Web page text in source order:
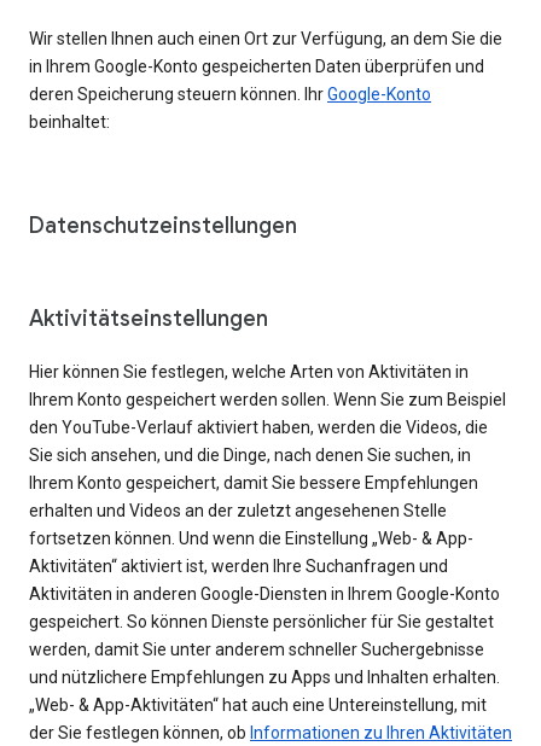
Wir stellen Ihnen auch einen Ort zur Verfügung, an dem Sie die
in Ihrem Google-Konto gespeicherten Daten überprüfen und
deren Speicherung steuern können. IhrGoogle-Konto
beinhaltet:
Datenschutzeinstellungen
Aktivitätseinstellungen
Hier können Sie festlegen, welche Arten von Aktivitäten in
Ihrem Konto gespeichert werden sollen. Wenn Sie zum Beispiel
den YouTube-Verlauf aktiviert haben, werden die Videos, die
Sie sich ansehen, und die Dinge, nach denen Sie suchen, in
Ihrem Konto gespeichert, damit Sie bessere Empfehlungen
erhalten und Videos an der zuletzt angesehenen Stelle
fortsetzen können. Und wenn die Einstellung „Web- & App-
Aktivitäten“ aktiviert ist, werden Ihre Suchanfragen und
Aktivitäten in anderen Google-Diensten in Ihrem Google-Konto
gespeichert. So können Dienste persönlicher für Sie gestaltet
werden, damit Sie unter anderem schneller Suchergebnisse
und nützlichere Empfehlungen zu Apps und Inhalten erhalten.
„Web- & App-Aktivitäten“ hat auch eine Untereinstellung, mit
der Sie festlegen können, ob Informationen zu Ihren Aktivitäten